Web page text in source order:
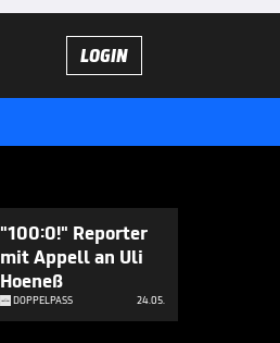
LOGIN
"100:0!" Reporter
mit Appell an Uli
Hoeneß
DOPPELPASS 24.05.